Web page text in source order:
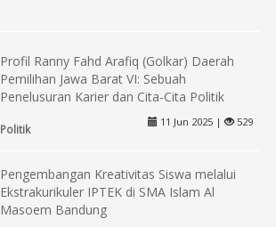
Profil Ranny Fahd Arafiq (Golkar) Daerah
Pemilihan Jawa Barat VI: Sebuah
Penelusuran Karier dan Cita-Cita Politik
Politik
11 Jun 2025 | 529
Pengembangan Kreativitas Siswa melalui
Ekstrakurikuler IPTEK di SMA Islam Al
Masoem Bandung